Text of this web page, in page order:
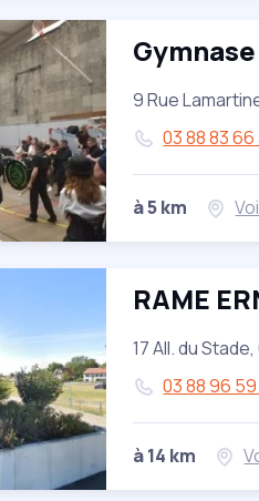
9 Rue
03 88 83 66
à 5 km
RAME
17 All. du
03 88 96
à 14 km